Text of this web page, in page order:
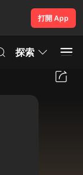
打開 App
探索